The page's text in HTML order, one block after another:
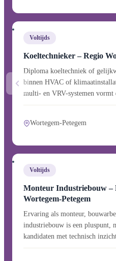
Voltijds
Koeltechnieker – Regio
Diploma koeltechniek of
binnen HVAC of
multi- en VRV-systemen
Wortegem-Petegem
Voltijds
Monteur Industriebouw –
Wortegem-Petegem
Ervaring als monteur,
industriebouw is een pluspunt,
kandidaten met technisch